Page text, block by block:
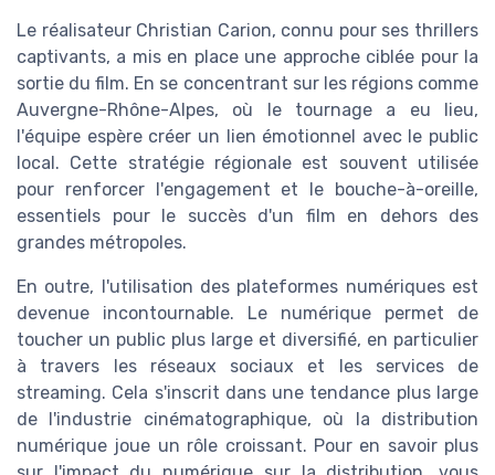
Le réalisateur Christian Carion, connu pour ses thrillers
captivants, a mis en place une approche ciblée pour la
sortie du film. En se concentrant sur les régions comme
Auvergne-Rhône-Alpes, où le tournage a eu lieu,
l'équipe espère créer un lien émotionnel avec le public
local. Cette stratégie régionale est souvent utilisée
pour renforcer l'engagement et le bouche-à-oreille,
essentiels pour le succès d'un film en dehors des
grandes métropoles.
En outre, l'utilisation des plateformes numériques est
devenue incontournable. Le numérique permet de
toucher un public plus large et diversifié, en particulier
à travers les réseaux sociaux et les services de
streaming. Cela s'inscrit dans une tendance plus large
de l'industrie cinématographique, où la distribution
numérique joue un rôle croissant. Pour en savoir plus